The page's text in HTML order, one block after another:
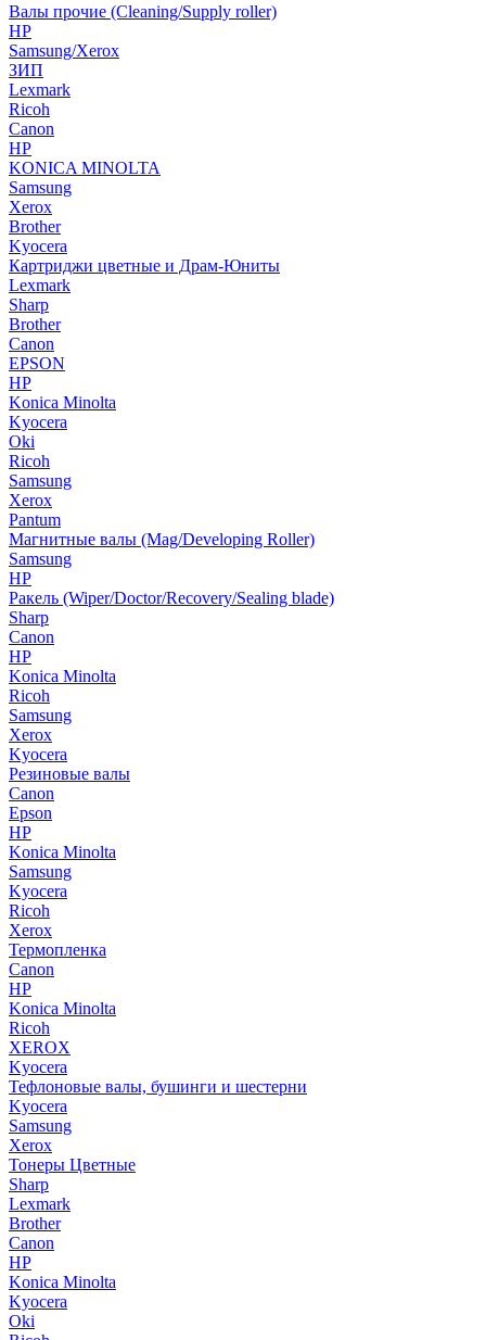
Валы прочие (Cleaning/Supply roller)
HP
Samsung/Xerox
ЗИП
Lexmark
Ricoh
Canon
HP
KONICA MINOLTA
Samsung
Xerox
Brother
Kyocera
Картриджи цветные и Драм-Юниты
Lexmark
Sharp
Brother
Canon
EPSON
HP
Konica Minolta
Kyocera
Oki
Ricoh
Samsung
Xerox
Pantum
Магнитные валы (Mag/Developing Roller)
Samsung
HP
Ракель (Wiper/Doctor/Recovery/Sealing blade)
Sharp
Canon
HP
Konica Minolta
Ricoh
Samsung
Xerox
Kyocera
Резиновые валы
Canon
Epson
HP
Konica Minolta
Samsung
Kyocera
Ricoh
Xerox
Термопленка
Canon
HP
Konica Minolta
Ricoh
XEROX
Kyocera
Тефлоновые валы, бушинги и шестерни
Kyocera
Samsung
Xerox
Тонеры Цветные
Sharp
Lexmark
Brother
Canon
HP
Konica Minolta
Kyocera
Oki